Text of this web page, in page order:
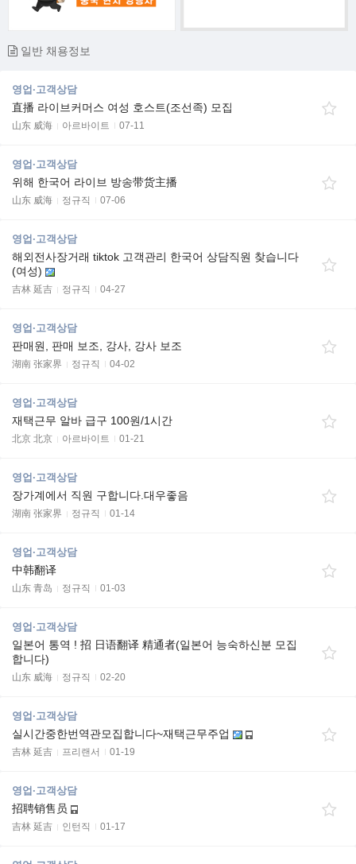
일반 채용정보
영업·고객상담
直播 라이브커머스 여성 호스트(조선족) 모집
山东 威海 아르바이트 07-11
영업·고객상담
위해 한국어 라이브 방송带货主播
山东 威海 정규직 07-06
영업·고객상담
해외전사장거래 tiktok 고객관리 한국어 상담직원 찾습니다
(여성)
吉林 延吉 정규직 04-27
영업·고객상담
판매원, 판매 보조, 강사, 강사 보조
湖南 张家界 정규직 04-02
영업·고객상담
재택근무 알바 급구 100원/1시간
北京 北京 아르바이트 01-21
영업·고객상담
장가계에서 직원 구합니다.대우좋음
湖南 张家界 정규직 01-14
영업·고객상담
中韩翻译
山东 青岛 정규직 01-03
영업·고객상담
일본어 통역 ! 招 日语翻译 精通者(일본어 능숙하신분 모집
합니다)
山东 威海 정규직 02-20
영업·고객상담
실시간중한번역관모집합니다~재택근무주업
吉林 延吉 프리랜서 01-19
영업·고객상담
招聘销售员
吉林 延吉 인턴직 01-17